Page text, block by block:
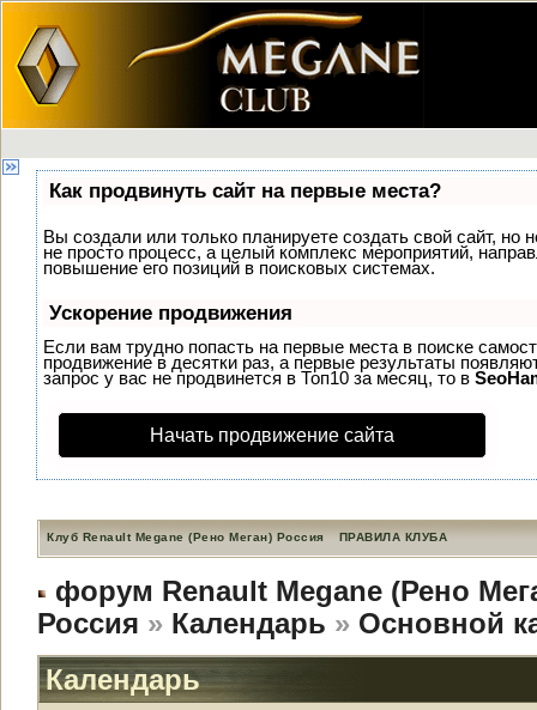
Как продвинуть сайт на первые места?
Вы создали или только планируете создать свой сайт, но
не просто процесс, а целый комплекс мероприятий,
повышение его позиций в поисковых системах.
Ускорение продвижения
Если вам трудно попасть на первые места в поиске
продвижение в десятки раз, а первые результаты
запрос у вас не продвинется в Топ10 за месяц, то в
Начать продвижение сайта
Клуб Renault Megane (Рено Меган) Россия ПРАВИЛА КЛУБА
форум Renault Megane (Рено
Россия » Календарь » Основной
Календарь